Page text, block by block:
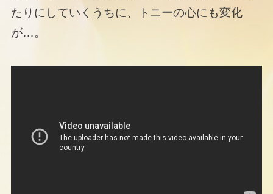
たりにしていくうちに、トニーの心にも変化
が…。